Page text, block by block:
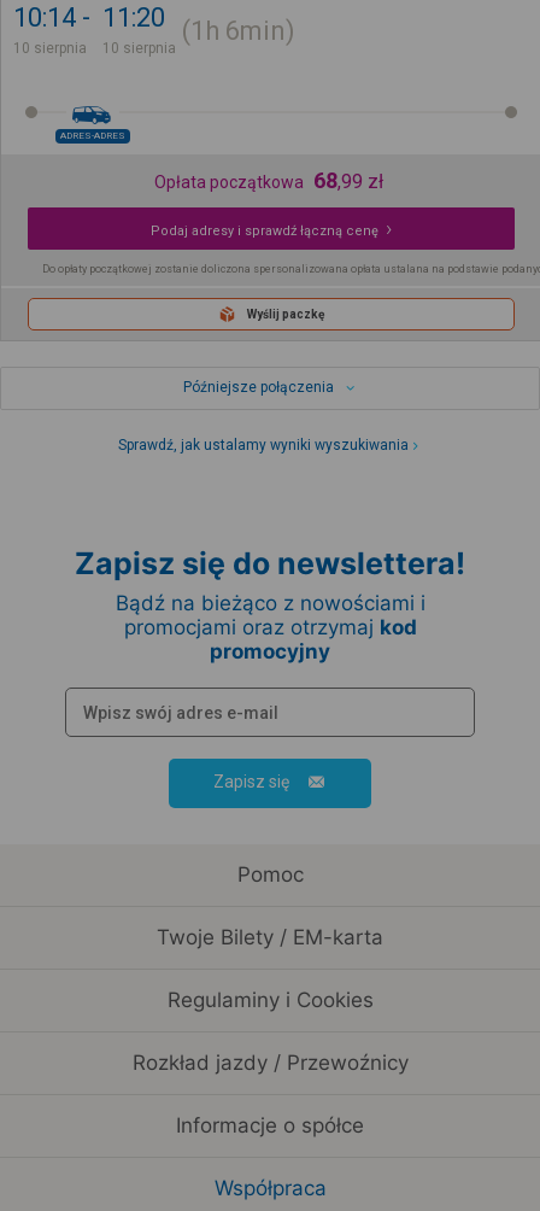
10:14
10 sierpnia
11:20
10 sierpnia
1h 6min
ADRES-ADRES
Opłata początkowa 68,99 zł
Podaj adresy i sprawdź łączną cenę
Do opłaty początkowej zostanie doliczona spersonalizowana opłata ustalana na podstawie
Wyślij paczkę
Późniejsze połączenia
Sprawdź, jak ustalamy wyniki wyszukiwania
Zapisz się do newslettera!
Bądź na bieżąco z nowościami i
promocjami oraz otrzymaj kod
promocyjny
Zapisz się
Pomoc
Twoje Bilety / EM-karta
Regulaminy i Cookies
Rozkład jazdy / Przewoźnicy
Informacje o spółce
Współpraca